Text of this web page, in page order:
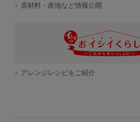
原材料・産地など情報公開
アレンジレシピをご紹介